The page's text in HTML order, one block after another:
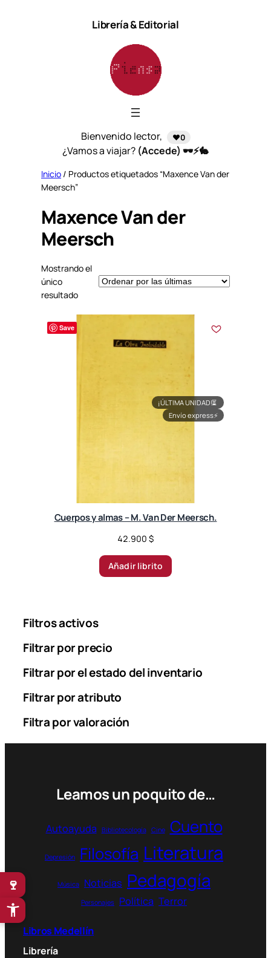
Librería & Editorial
Bienvenido lector, ❤️0
¿Vamos a viajar? (Accede) 🕶️⚡🐇
Inicio / Productos etiquetados “Maxence Van der
Meersch”
Maxence Van der
Meersch
Mostrando el
único
resultado
Save
¡ÚLTIMA UNIDAD!⏳
Envío express⚡
Cuerpos y almas – M. Van Der Meersch.
42.900 $
Añadir librito
Filtros activos
Filtrar por precio
Filtrar por el estado del inventario
Filtrar por atributo
Filtra por valoración
Leamos un poquito de…
Autoayuda Bibliotecología Cine Cuento
Depresión Filosofía Literatura
Música Noticias Pedagogía
Personajes Política Terror
Libros Medellín
Librería
🍷